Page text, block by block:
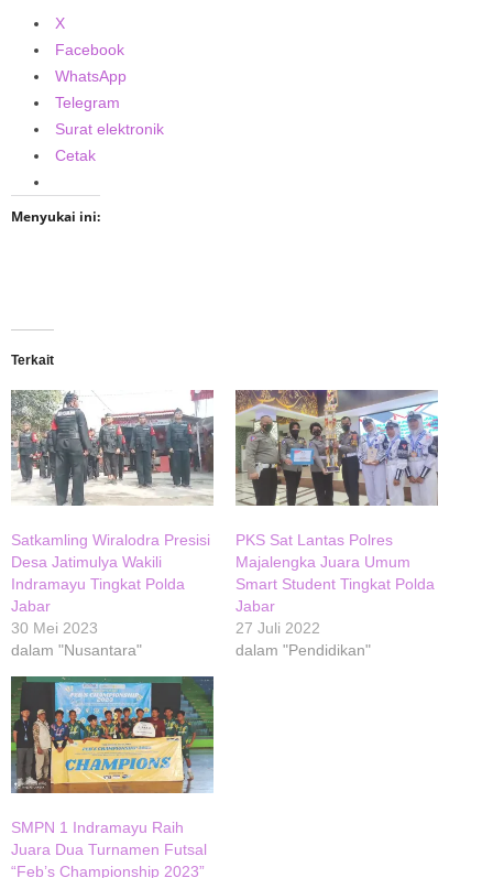
X
Facebook
WhatsApp
Telegram
Surat elektronik
Cetak
Menyukai ini:
Terkait
Satkamling Wiralodra Presisi
Desa Jatimulya Wakili
Indramayu Tingkat Polda
Jabar
30 Mei 2023
dalam "Nusantara"
PKS Sat Lantas Polres
Majalengka Juara Umum
Smart Student Tingkat Polda
Jabar
27 Juli 2022
dalam "Pendidikan"
SMPN 1 Indramayu Raih
Juara Dua Turnamen Futsal
“Feb’s Championship 2023”